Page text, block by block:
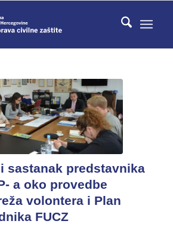
sastanak predstavnika
a oko provedbe
volontera i Plan
FUCZ